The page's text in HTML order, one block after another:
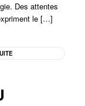
Des attentes
le […]